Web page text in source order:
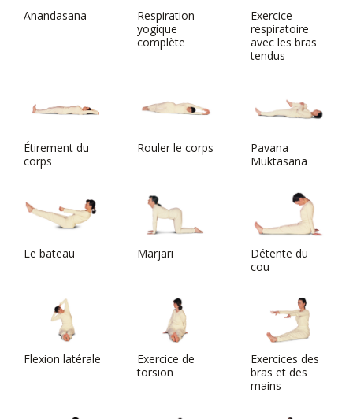
Anandasana
Respiration
yogique
complète
Exercice
respiratoire
avec les bras
tendus
Étirement du
corps
Rouler le corps
Pavana
Muktasana
Le bateau Marjari
Détente du
cou
Flexion latérale
Exercice de
torsion
Exercices des
bras et des
mains